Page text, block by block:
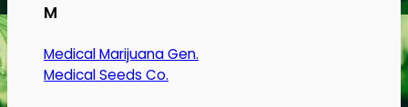
M
Medical Marijuana Gen.
Medical Seeds Co.